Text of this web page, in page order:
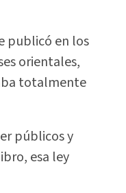
publicó en los
orientales,
totalmente
públicos y
esa ley